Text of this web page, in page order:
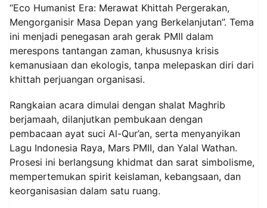
“Eco Humanist Era: Merawat Khittah Pergerakan,
Mengorganisir Masa Depan yang Berkelanjutan”. Tema
ini menjadi penegasan arah gerak PMII dalam
merespons tantangan zaman, khususnya krisis
kemanusiaan dan ekologis, tanpa melepaskan diri dari
khittah perjuangan organisasi.
Rangkaian acara dimulai dengan shalat Maghrib
berjamaah, dilanjutkan pembukaan dengan
pembacaan ayat suci Al-Qur’an, serta menyanyikan
Lagu Indonesia Raya, Mars PMII, dan Yalal Wathan.
Prosesi ini berlangsung khidmat dan sarat simbolisme,
mempertemukan spirit keislaman, kebangsaan, dan
keorganisasian dalam satu ruang.